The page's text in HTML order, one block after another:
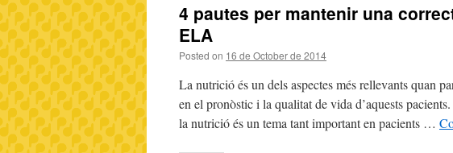
4 pautes per mantenir una
ELA
Posted on 16 de October de 2014
La nutrició és un dels aspectes més rellevants quan
en el pronòstic i la qualitat de vida d’aquests
la nutrició és un tema tant important en pacients …